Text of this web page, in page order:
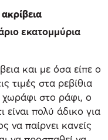
εκατομμύρια
και με όσα είπε ο
τιμές στα ρεβίθια
στο ράφι, ο
πολύ άδικο για
να παίρνει κανείς